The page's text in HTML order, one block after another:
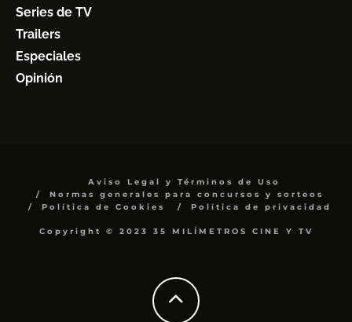
Series de TV
Trailers
Especiales
Opinión
Aviso Legal y Términos de Uso
Normas generales para concursos y sorteos
Política de Cookies
Política de privacidad
Copyright © 2023 35 MILÍMETROS CINE Y TV